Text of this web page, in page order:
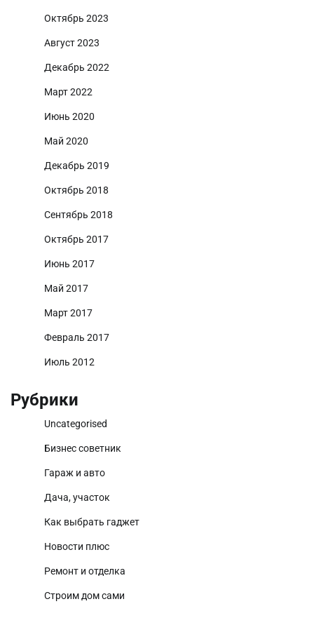
Октябрь 2023
Август 2023
Декабрь 2022
Март 2022
Июнь 2020
Май 2020
Декабрь 2019
Октябрь 2018
Сентябрь 2018
Октябрь 2017
Июнь 2017
Май 2017
Март 2017
Февраль 2017
Июль 2012
Рубрики
Uncategorised
Бизнес советник
Гараж и авто
Дача, участок
Как выбрать гаджет
Новости плюс
Ремонт и отделка
Строим дом сами